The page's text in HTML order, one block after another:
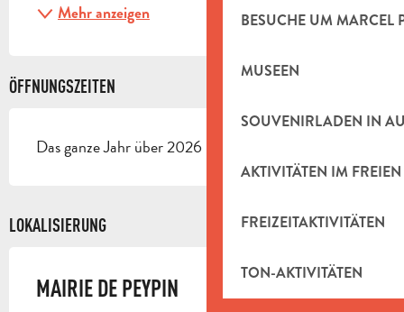
BESUCHE UM MARCEL
MUSEEN
SOUVENIRLADEN IN
AKTIVITÄTEN IM FREIEN
FREIZEITAKTIVITÄTEN
TON-AKTIVITÄTEN
Mehr anzeigen
ÖFFNUNGSZEITEN
Das ganze Jahr über 2026 - Geöffnet jeden tag
LOKALISIERUNG
MAIRIE DE PEYPIN